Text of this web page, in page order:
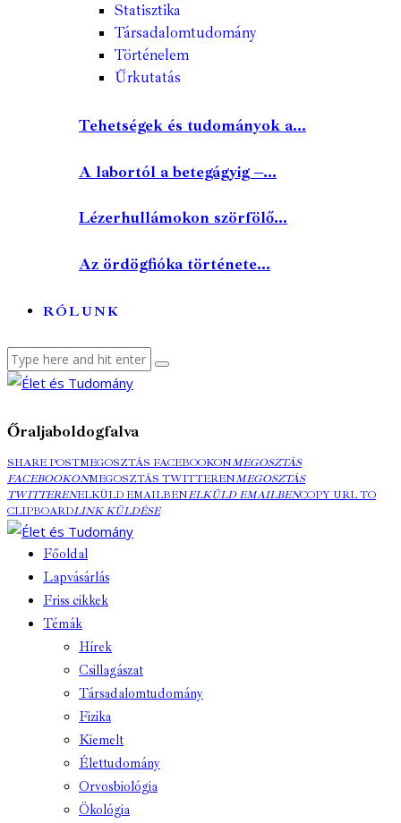
Statisztika
Társadalomtudomány
Történelem
Űrkutatás
Tehetségek és tudományok a...
A labortól a betegágyig –...
Lézerhullámokon szörfölő...
Az ördögfióka története...
RÓLUNK
Őraljaboldogfalva
SHARE POSTMEGOSZTÁS FACEBOOKONMEGOSZTÁS
FACEBOOKONMEGOSZTÁS TWITTERENMEGOSZTÁS
TWITTERENELKÜLD EMAILBENELKÜLD EMAILBENCOPY URL TO
CLIPBOARDLINK KÜLDÉSE
Főoldal
Lapvásárlás
Friss cikkek
Témák
Hírek
Csillagászat
Társadalomtudomány
Fizika
Kiemelt
Élettudomány
Orvosbiológia
Ökológia